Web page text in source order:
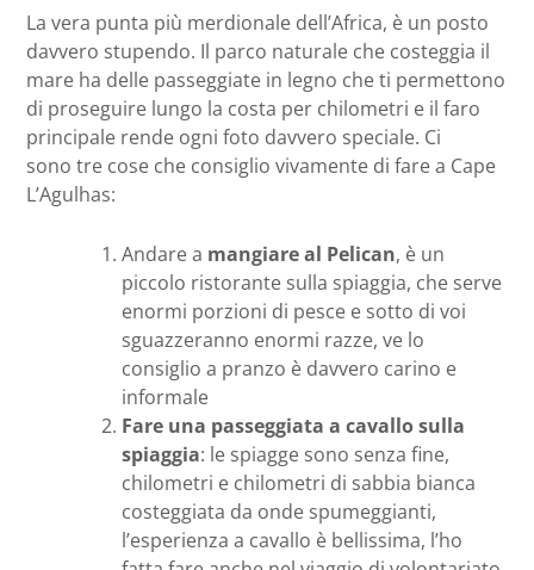
La vera punta più merdionale dell’Africa, è un posto
davvero stupendo. Il parco naturale che costeggia il
mare ha delle passeggiate in legno che ti permettono
di proseguire lungo la costa per chilometri e il faro
principale rende ogni foto davvero speciale. Ci
sono tre cose che consiglio vivamente di fare a Cape
L’Agulhas:
Andare a mangiare al Pelican, è un
piccolo ristorante sulla spiaggia, che serve
enormi porzioni di pesce e sotto di voi
sguazzeranno enormi razze, ve lo
consiglio a pranzo è davvero carino e
informale
Fare una passeggiata a cavallo sulla
spiaggia: le spiagge sono senza fine,
chilometri e chilometri di sabbia bianca
costeggiata da onde spumeggianti,
l’esperienza a cavallo è bellissima, l’ho